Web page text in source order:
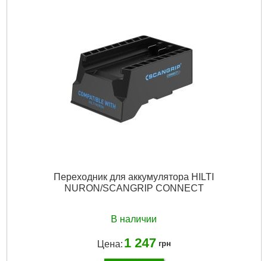
Переходник для аккумулятора HILTI
NURON/SCANGRIP CONNECT
В наличии
Цена: 1 247 грн